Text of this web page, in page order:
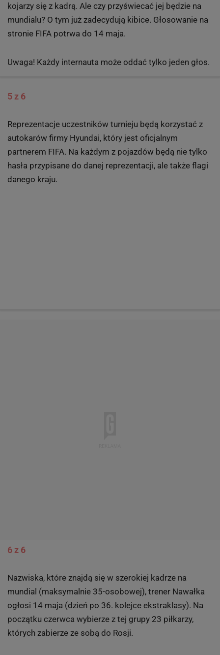
kojarzy się z kadrą. Ale czy przyświecać jej będzie na
mundialu? O tym już zadecydują kibice. Głosowanie na
stronie FIFA potrwa do 14 maja.
Uwaga! Każdy internauta może oddać tylko jeden głos.
5 z 6
Reprezentacje uczestników turnieju będą korzystać z
autokarów firmy Hyundai, który jest oficjalnym
partnerem FIFA. Na każdym z pojazdów będą nie tylko
hasła przypisane do danej reprezentacji, ale także flagi
danego kraju.
6 z 6
Nazwiska, które znajdą się w szerokiej kadrze na
mundial (maksymalnie 35-osobowej), trener Nawałka
ogłosi 14 maja (dzień po 36. kolejce ekstraklasy). Na
początku czerwca wybierze z tej grupy 23 piłkarzy,
których zabierze ze sobą do Rosji.